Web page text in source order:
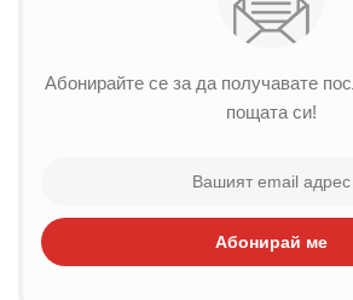
Абонирайте се за да получавате
пощата си!
Абонирай ме